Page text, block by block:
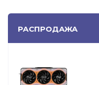
РАСПРОДАЖА